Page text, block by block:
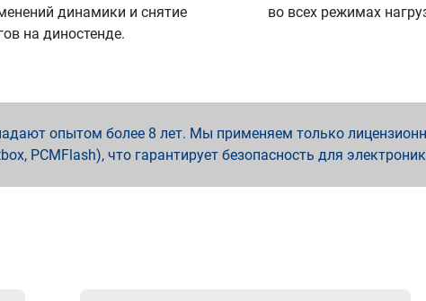
динамики и снятие
на диностенде.
во всех режимах
опытом более 8 лет. Мы применяем только
PCMFlash), что гарантирует безопасность для